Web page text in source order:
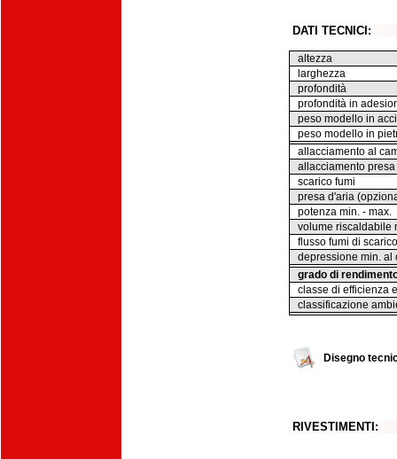
DATI TECNICI:
altezza
larghezza
profondità
profondità in
peso modello in
peso modello in
allacciamento al
allacciamento
scarico fumi
presa d'aria
potenza min. - max.
volume riscaldabile
flusso fumi di scarico
depressione min. al
grado di
classe di efficienza
classificazione
Disegno
RIVESTIMENTI: